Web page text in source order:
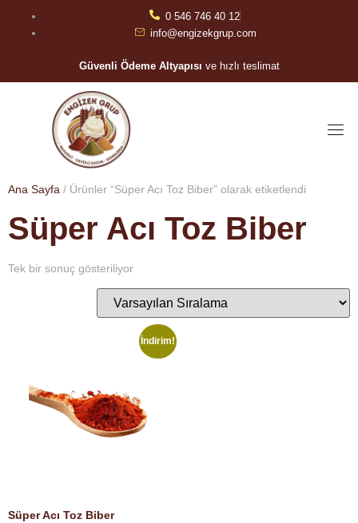
0 546 746 40 12
info@engizekgrup.com
Güvenli Ödeme Altyapısı ve hızlı teslimat
Ana Sayfa / Ürünler “Süper Acı Toz Biber” olarak etiketlendi
Süper Acı Toz Biber
Tek bir sonuç gösteriliyor
İndirim!
Süper Acı Toz Biber